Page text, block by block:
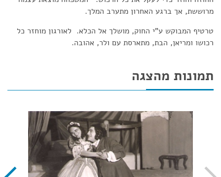
מרוששת, אך ברגע האחרון מתערב המלך.
טרטיף המבוקש ע"י החוק, מושלך אל הכלא. לאורגון מוחזר כל
רכושו ומריאן, הבת, מתארסת עם ולר, אהובה.
תמונות מהצגה